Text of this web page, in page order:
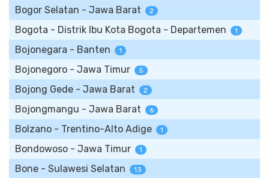
Bogor Selatan - Jawa Barat 2
Bogota - Distrik Ibu Kota Bogota - Departemen 1
Bojonegara - Banten 1
Bojonegoro - Jawa Timur 5
Bojong Gede - Jawa Barat 2
Bojongmangu - Jawa Barat 6
Bolzano - Trentino-Alto Adige 1
Bondowoso - Jawa Timur 1
Bone - Sulawesi Selatan 13